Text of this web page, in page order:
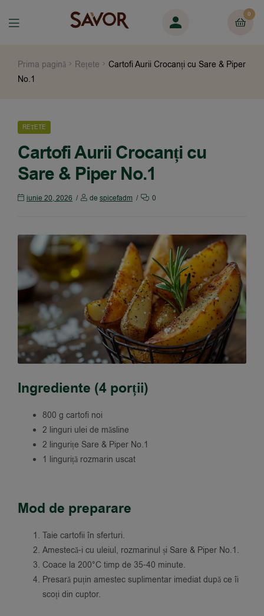
0
Prima pagină Rețete
Cartofi Aurii Crocanți cu Sare & Piper
No.1
REȚETE
Cartofi Aurii Crocanți cu
Sare & Piper No.1
iunie 20, 2026 de spicefadm 0
Ingrediente (4 porții)
800 g cartofi noi
2 linguri ulei de măsline
2 lingurițe Sare & Piper No.1
1 linguriță rozmarin uscat
Mod de preparare
Taie cartofii în sferturi.
Amestecă-i cu uleiul, rozmarinul și Sare & Piper No.1.
Coace la 200°C timp de 35-40 minute.
Presară puțin amestec suplimentar imediat după ce îi
scoți din cuptor.